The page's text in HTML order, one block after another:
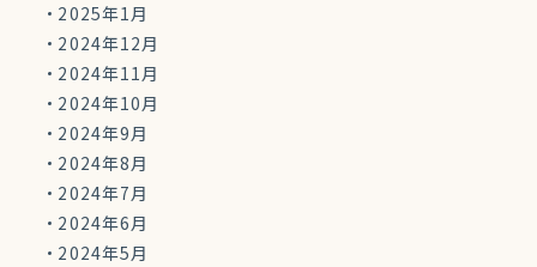
2025年1月
2024年12月
2024年11月
2024年10月
2024年9月
2024年8月
2024年7月
2024年6月
2024年5月